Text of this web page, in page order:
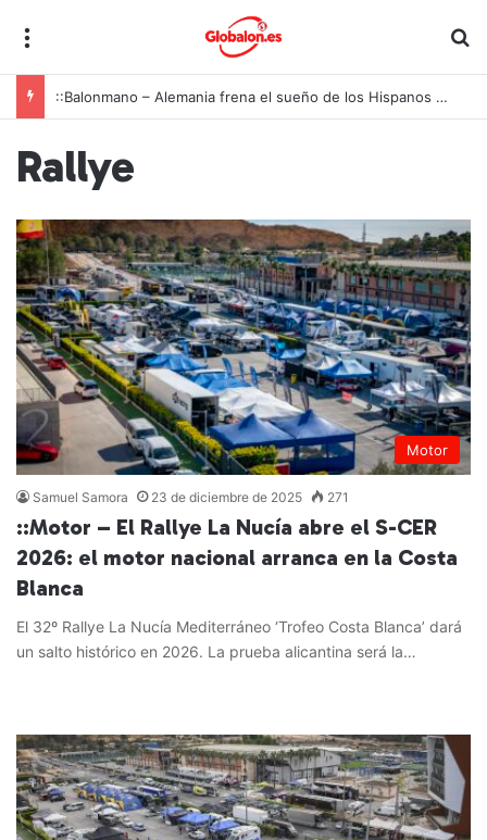
::Balonmano – Alemania frena el sueño de los Hispanos Juveniles, que lucharán ahora por el bronce europeo
Rallye
Motor
Samuel Samora 23 de diciembre de 2025 271
::Motor – El Rallye La Nucía abre el S-CER
2026: el motor nacional arranca en la Costa
Blanca
El 32º Rallye La Nucía Mediterráneo ‘Trofeo Costa Blanca’ dará
un salto histórico en 2026. La prueba alicantina será la…